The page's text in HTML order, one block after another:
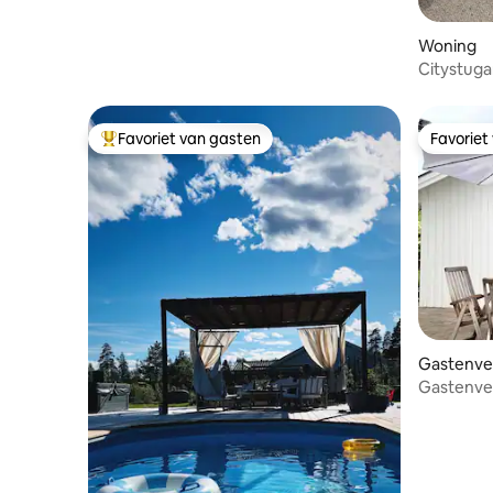
Woning
Topfavoriet van gasten
Favoriet van gasten